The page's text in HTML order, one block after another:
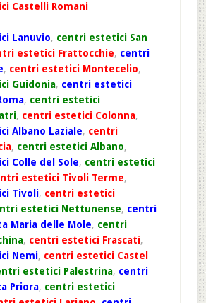
Castelli Romani
Lanuvio, centri estetici San
estetici Frattocchie, centri
, centri estetici Montecelio,
Guidonia, centri estetici
, centri estetici
, centri estetici Colonna,
Albano Laziale, centri
, centri estetici Albano,
Colle del Sole, centri estetici
estetici Tivoli Terme,
Tivoli, centri estetici
estetici Nettunense, centri
Maria delle Mole, centri
, centri estetici Frascati,
Nemi, centri estetici Castel
estetici Palestrina, centri
Priora, centri estetici